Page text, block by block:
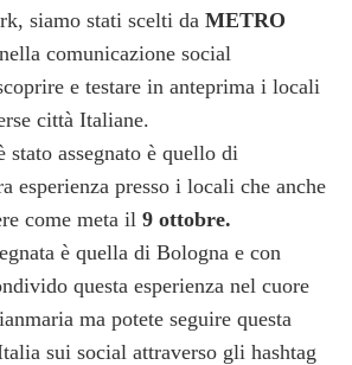
siamo stati scelti da METRO
comunicazione social
e testare in anteprima i locali
città Italiane.
assegnato è quello di
esperienza presso i locali che anche
come meta il 9 ottobre.
è quella di Bologna e con
questa esperienza nel cuore
ma potete seguire questa
sui social attraverso gli hashtag